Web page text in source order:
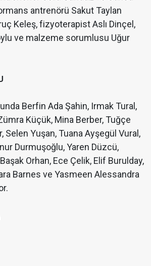
antrenörü Sakut Taylan
Keleş, fizyoterapist Aslı Dinçel,
ve malzeme sorumlusu Uğur
Berfin Ada Şahin, Irmak Tural,
Küçük, Mina Berber, Tuğçe
Selen Yuşan, Tuana Ayşegül Vural,
Durmuşoğlu, Yaren Düzcü,
Orhan, Ece Çelik, Elif Burulday,
Barnes ve Yasmeen Alessandra